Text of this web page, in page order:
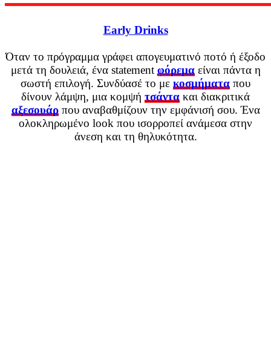
Early Drinks
Όταν το πρόγραμμα γράφει απογευματινό ποτό ή έξοδο
μετά τη δουλειά, ένα statement φόρεμα είναι πάντα η
σωστή επιλογή. Συνδύασέ το με κοσμήματα που
δίνουν λάμψη, μια κομψή τσάντα και διακριτικά
αξεσουάρ που αναβαθμίζουν την εμφάνισή σου. Ένα
ολοκληρωμένο look που ισορροπεί ανάμεσα στην
άνεση και τη θηλυκότητα.